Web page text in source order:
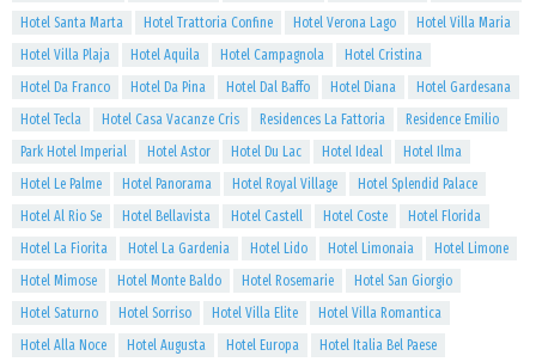
Hotel Santa Marta
Hotel Trattoria Confine Hotel Verona Lago
Hotel Villa Maria
Hotel Villa Plaja
Hotel Aquila Hotel Campagnola
Hotel Cristina
Hotel Da Franco
Hotel Da Pina Hotel Dal Baffo Hotel Diana
Hotel Gardesana
Hotel Tecla
Hotel Casa Vacanze Cris Residences La Fattoria
Residence Emilio
Park Hotel Imperial
Hotel Astor Hotel Du Lac Hotel Ideal
Hotel Ilma
Hotel Le Palme
Hotel Panorama Hotel Royal Village
Hotel Splendid Palace
Hotel Al Rio Se
Hotel Bellavista Hotel Castell Hotel Coste
Hotel Florida
Hotel La Fiorita
Hotel La Gardenia Hotel Lido Hotel Limonaia
Hotel Limone
Hotel Mimose
Hotel Monte Baldo Hotel Rosemarie
Hotel San Giorgio
Hotel Saturno
Hotel Sorriso Hotel Villa Elite
Hotel Villa Romantica
Hotel Alla Noce
Hotel Augusta Hotel Europa
Hotel Italia Bel Paese